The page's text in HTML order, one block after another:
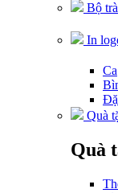
Bộ trà
In
Ca
Quà
Quà